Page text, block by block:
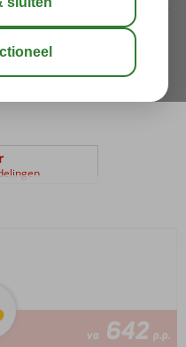
va 642 p.p.